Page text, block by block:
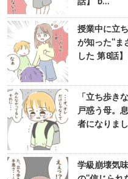
授業中に立
が知った“ま
した 第8話
「立ち歩き
戸惑う母。
者になりま
学級崩壊気